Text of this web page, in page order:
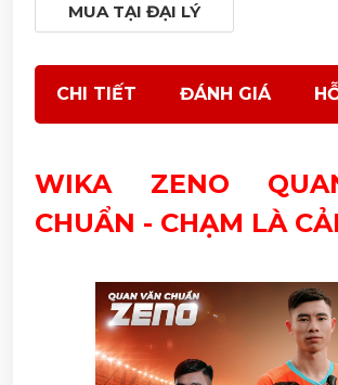
MUA TẠI ĐẠI LÝ
CHI TIẾT ĐÁNH GIÁ
WIKA ZENO
CHUẨN - CHẠM LÀ